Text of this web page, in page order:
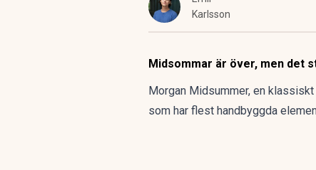
Karlsson
Midsommar är över, men det
Morgan Midsummer, en
som har flest handbyggda